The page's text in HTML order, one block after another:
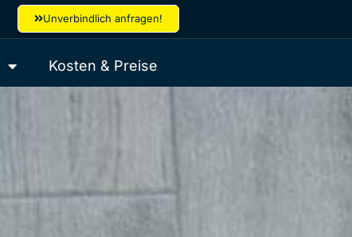
Unverbindlich anfragen!
Kosten & Preise